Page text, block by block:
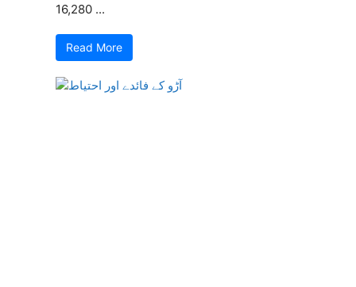
16,280 ...
Read More